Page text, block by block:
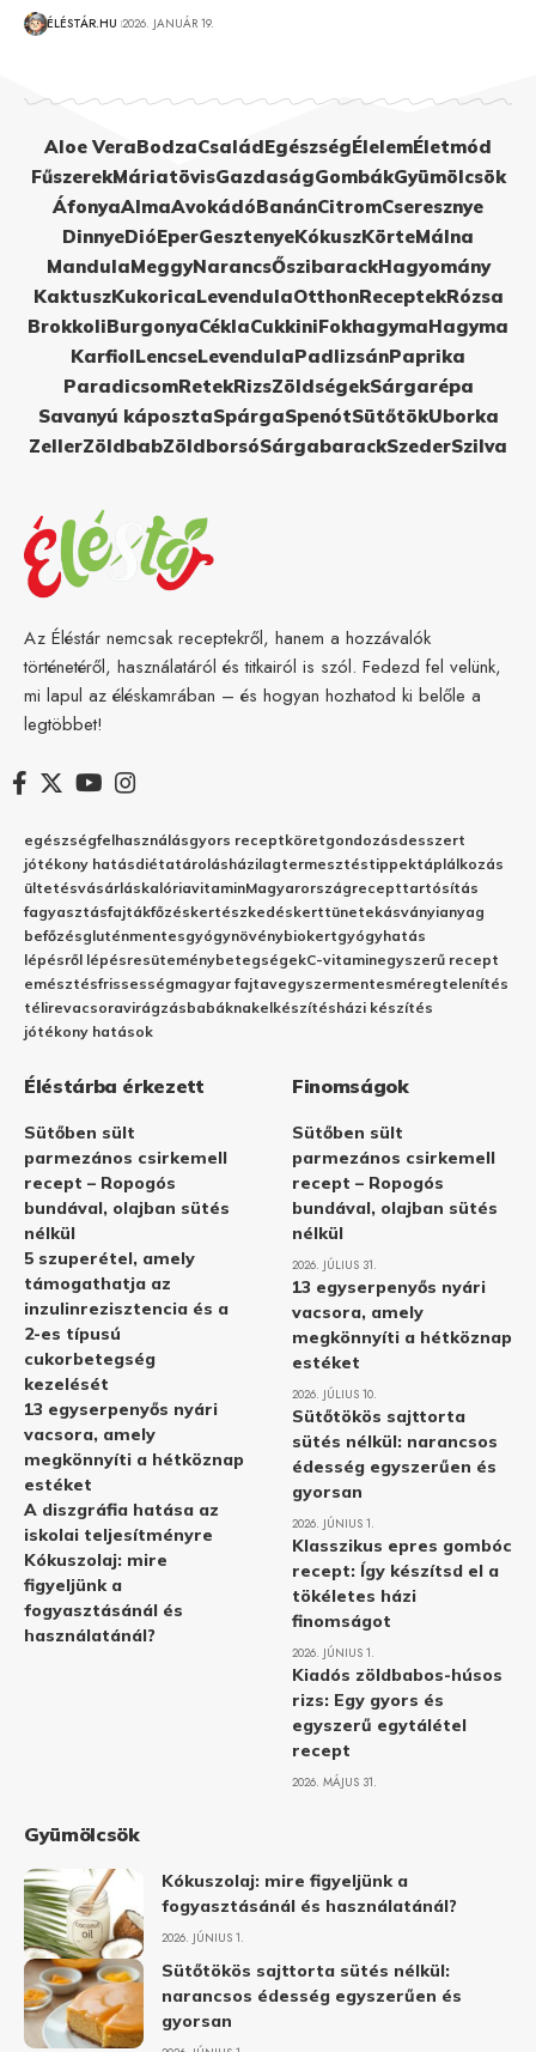
ÉLÉSTÁR.HU 2026. JANUÁR 19.
Aloe VeraBodzaCsaládEgészségÉlelemÉletmód
FűszerekMáriatövisGazdaságGombákGyümölcsök
ÁfonyaAlmaAvokádóBanánCitromCseresznye
DinnyeDióEperGesztenyeKókuszKörteMálna
MandulaMeggyNarancsŐszibarackHagyomány
KaktuszKukoricaLevendulaOtthonReceptekRózsa
BrokkoliBurgonyaCéklaCukkiniFokhagymaHagyma
KarfiolLencseLevendulaPadlizsánPaprika
ParadicsomRetekRizsZöldségekSárgarépa
Savanyú káposztaSpárgaSpenótSütőtökUborka
ZellerZöldbabZöldborsóSárgabarackSzederSzilva
Az Éléstár nemcsak receptekről, hanem a hozzávalók
történetéről, használatáról és titkairól is szól. Fedezd fel velünk,
mi lapul az éléskamrában – és hogyan hozhatod ki belőle a
legtöbbet!
egészségfelhasználásgyors receptköretgondozásdesszert
jótékony hatásdiétatárolásházilagtermesztéstippektáplálkozás
ültetésvásárláskalóriavitaminMagyarországrecepttartósítás
fagyasztásfajtákfőzéskertészkedéskerttünetekásványianyag
befőzésgluténmentesgyógynövénybiokertgyógyhatás
lépésről lépésresüteménybetegségekC-vitaminegyszerű recept
emésztésfrissességmagyar fajtavegyszermentesméregtelenítés
télirevacsoravirágzásbabáknakelkészítésházi készítés
jótékony hatások
Éléstárba érkezett
Sütőben sült
parmezános csirkemell
recept – Ropogós
bundával, olajban sütés
nélkül
5 szuperétel, amely
támogathatja az
inzulinrezisztencia és a
2-es típusú
cukorbetegség
kezelését
13 egyserpenyős nyári
vacsora, amely
megkönnyíti a hétköznap
estéket
A diszgráfia hatása az
iskolai teljesítményre
Kókuszolaj: mire
figyeljünk a
fogyasztásánál és
használatánál?
Finomságok
Sütőben sült
parmezános csirkemell
recept – Ropogós
bundával, olajban sütés
nélkül
2026. JÚLIUS 31.
13 egyserpenyős nyári
vacsora, amely
megkönnyíti a hétköznap
estéket
2026. JÚLIUS 10.
Sütőtökös sajttorta
sütés nélkül: narancsos
édesség egyszerűen és
gyorsan
2026. JÚNIUS 1.
Klasszikus epres gombóc
recept: Így készítsd el a
tökéletes házi
finomságot
2026. JÚNIUS 1.
Kiadós zöldbabos-húsos
rizs: Egy gyors és
egyszerű egytálétel
recept
2026. MÁJUS 31.
Gyümölcsök
Kókuszolaj: mire figyeljünk a
fogyasztásánál és használatánál?
2026. JÚNIUS 1.
Sütőtökös sajttorta sütés nélkül:
narancsos édesség egyszerűen és
gyorsan